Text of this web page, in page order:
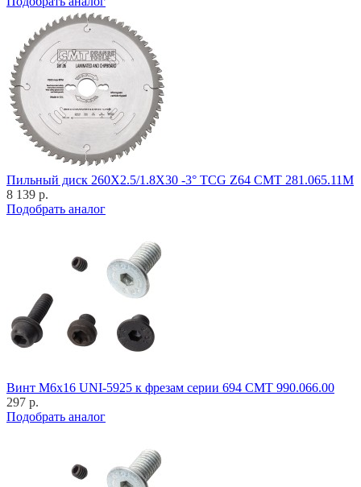
Пильный диск 260X2.5/1.8X30 -3° TCG Z64 CMT 281.065.11M
8 139 р.
Подобрать аналог
Винт M6x16 UNI-5925 к фрезам серии 694 CMT 990.066.00
297 р.
Подобрать аналог